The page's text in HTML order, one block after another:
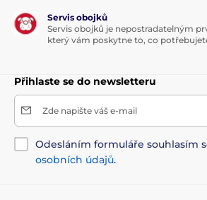
Servis obojků
Servis obojků je nepostradatelným
který vám poskytne to, co
Přihlaste se do newsletteru
Zde napište váš e-mail
Odesláním formuláře souhlasím
osobních údajů.